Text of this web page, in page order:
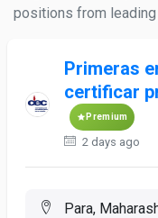
positions from leading
Primeras
certificar
Premium
2 days ago
Para,